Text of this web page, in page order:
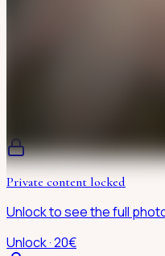
Private content locked
Unlock to see the full
Unlock · 20€